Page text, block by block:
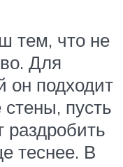
тем, что не
Для
он подходит
пусть
раздробить
теснее. В